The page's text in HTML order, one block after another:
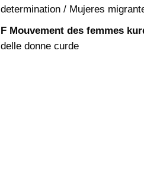
determination / Mujeres
F Mouvement des femmes
delle donne curde